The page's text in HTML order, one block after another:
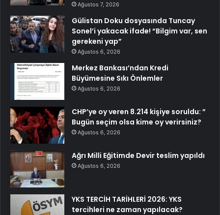
Ağustos 7, 2026
Gülistan Doku dosyasında Tuncay
Sonel’i yakacak ifade! “Bilgim var, sen
gerekeni yap”
Ağustos 6, 2026
Merkez Bankası’ndan Kredi
Büyümesine Sıkı Önlemler
Ağustos 6, 2026
CHP’ye oy veren 8.214 kişiye soruldu: ”
Bugün seçim olsa kime oy verirsiniz?
Ağustos 6, 2026
Ağrı Milli Eğitimde Devir teslim yapıldı
Ağustos 6, 2026
YKS TERCİH TARİHLERİ 2026: YKS
tercihleri ne zaman yapılacak?